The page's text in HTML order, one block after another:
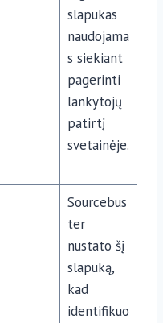
slapukas
naudojama
s siekiant
pagerinti
lankytojų
patirtį
svetainėje.
Sourcebus
ter
nustato šį
slapuką,
kad
identifikuo